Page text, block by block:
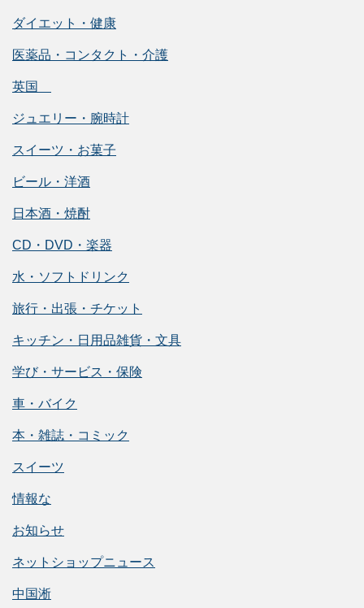
ダイエット・健康
医薬品・コンタクト・介護
英国
ジュエリー・腕時計
スイーツ・お菓子
ビール・洋酒
日本酒・焼酎
CD・DVD・楽器
水・ソフトドリンク
旅行・出張・チケット
キッチン・日用品雑貨・文具
学び・サービス・保険
車・バイク
本・雑誌・コミック
スイーツ
情報な
お知らせ
ネットショップニュース
中国淅